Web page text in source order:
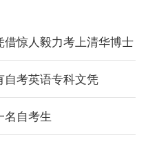
惊人毅力考上清华博士
考英语专科文凭
名自考生